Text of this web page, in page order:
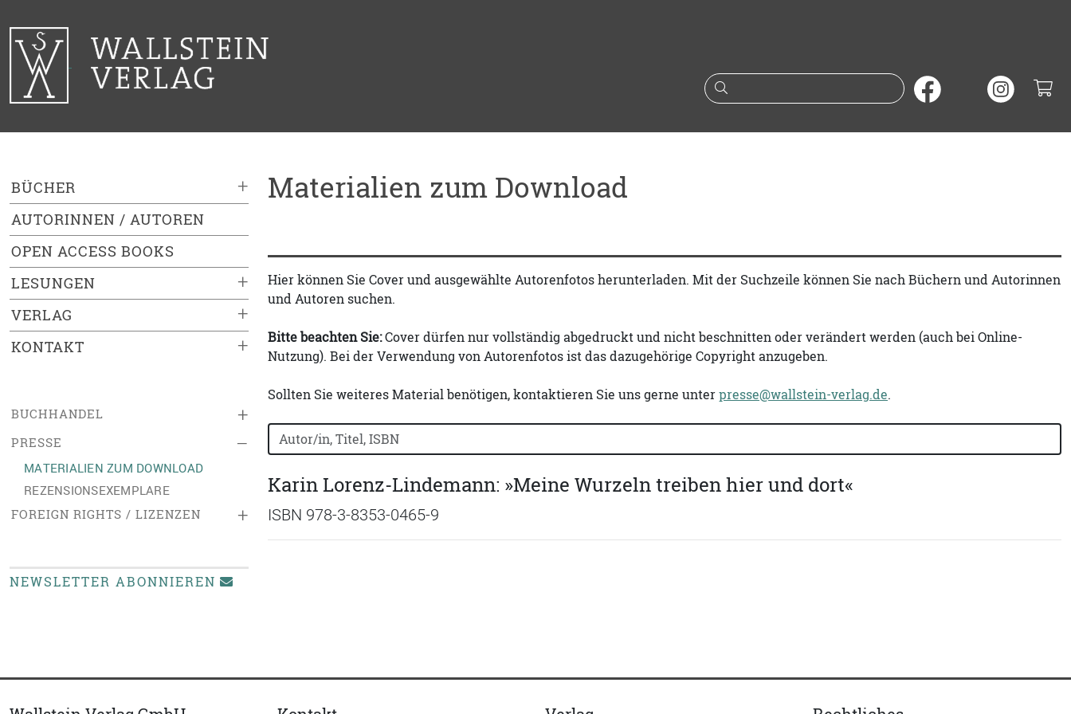
Suche nach Büchern oder
+
BÜCHER
AUTORINNEN / AUTOREN
OPEN ACCESS BOOKS
+
LESUNGEN
+
VERLAG
+
KONTAKT
+
BUCHHANDEL
–
PRESSE
MATERIALIEN ZUM DOWNLOAD
REZENSIONSEXEMPLARE
+
FOREIGN RIGHTS / LIZENZEN
NEWSLETTER ABONNIEREN
Materialien zum Download
Hier können Sie Cover und ausgewählte Autorenfotos herunterladen. Mit der Suchzeile können Sie nach Büchern und Autorinnen
und Autoren suchen.
Bitte beachten Sie:Cover dürfen nur vollständig abgedruckt und nicht beschnitten oder verändert werden (auch bei Online-
Nutzung). Bei der Verwendung von Autorenfotos ist das dazugehörige Copyright anzugeben.
Sollten Sie weiteres Material benötigen, kontaktieren Sie uns gerne unterpresse@wallstein-verlag.de.
Bücher nach Buchtitel, Autorennamen oder ISBN suchen:
Karin Lorenz-Lindemann: »Meine Wurzeln treiben hier und dort«
ISBN 978-3-8353-0465-9